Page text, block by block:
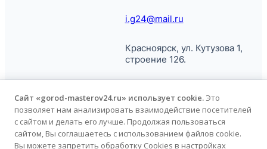
i.g24@mail.ru
Красноярск, ул. Кутузова 1,
строение 126.
© Город
Мастеров, 2026.
Политика обработки
персональных данных
Сайт «gorod-masterov24.ru» использует cookie. Это
позволяет нам анализировать взаимодействие посетителей
с сайтом и делать его лучше. Продолжая пользоваться
сайтом, Вы соглашаетесь с использованием файлов cookie.
Вы можете запретить обработку Cookies в настройках